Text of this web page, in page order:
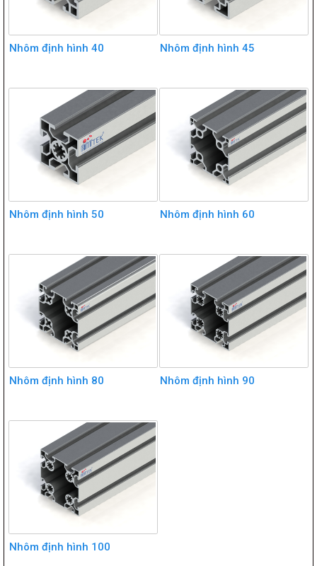
Nhôm định hình 40 Nhôm định hình 45
Nhôm định hình 50 Nhôm định hình 60
Nhôm định hình 80 Nhôm định hình 90
Nhôm định hình 100